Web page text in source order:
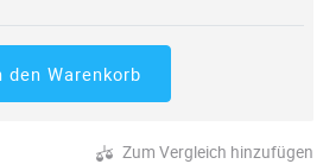
den Warenkorb
Zum Vergleich hinzufügen